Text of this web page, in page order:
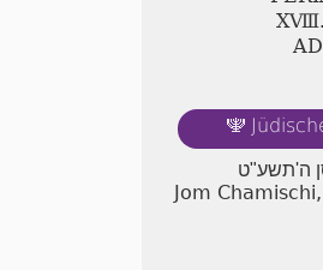
ⅩⅧ.
🕎
ה'תשע"ט
Jom